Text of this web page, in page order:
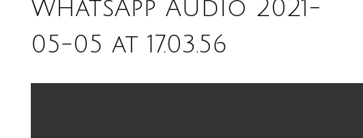
WhatsApp Audio 2021-
05-05 at 17.03.56